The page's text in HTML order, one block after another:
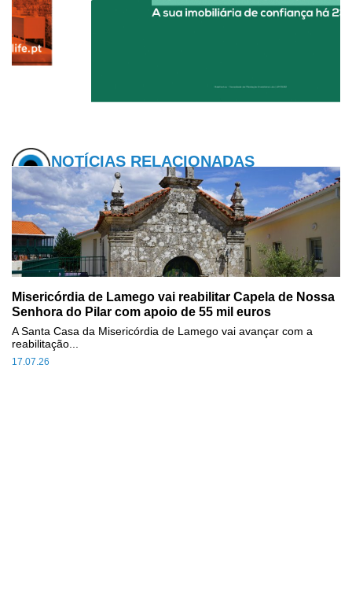
NOTÍCIAS RELACIONADAS
Misericórdia de Lamego vai reabilitar Capela de Nossa
Senhora do Pilar com apoio de 55 mil euros
17.07.26
A Santa Casa da Misericórdia de Lamego vai avançar com a
reabilitação...